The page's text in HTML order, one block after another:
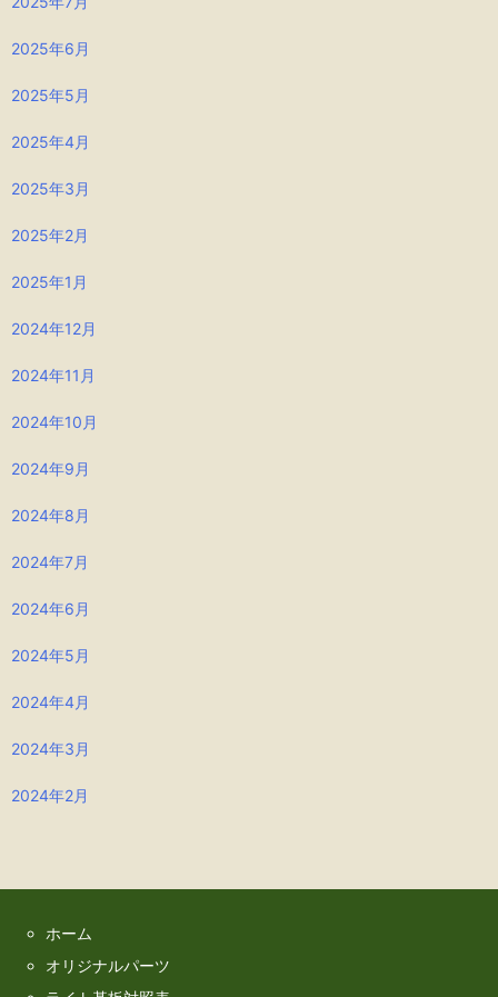
2025年6月
2025年5月
2025年4月
2025年3月
2025年2月
2025年1月
2024年12月
2024年11月
2024年10月
2024年9月
2024年8月
2024年7月
2024年6月
2024年5月
2024年4月
2024年3月
2024年2月
ホーム
オリジナルパーツ